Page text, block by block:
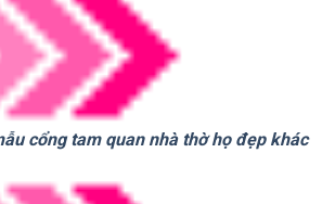
cổng tam quan nhà thờ họ đẹp khác